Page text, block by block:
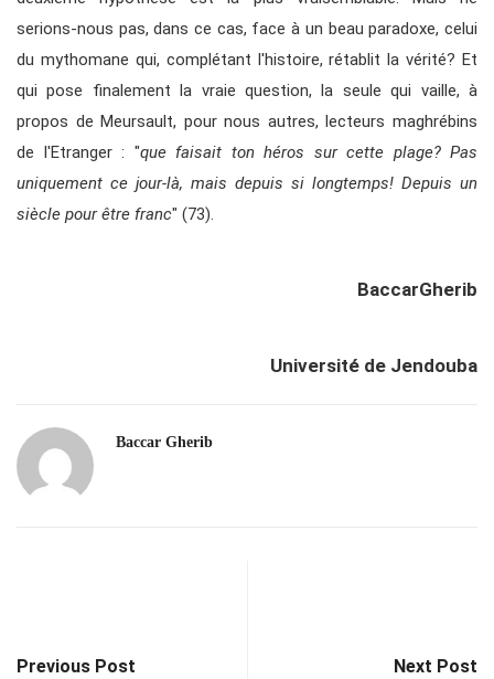
serions-nous pas, dans ce cas, face à un beau paradoxe, celui
du mythomane qui, complétant l'histoire, rétablit la vérité? Et
qui pose finalement la vraie question, la seule qui vaille, à
propos de Meursault, pour nous autres, lecteurs maghrébins
de l'Etranger : "que faisait ton héros sur cette plage? Pas
uniquement ce jour-là, mais depuis si longtemps! Depuis un
siècle pour être franc" (73).
BaccarGherib
Université de Jendouba
Baccar Gherib
Previous Post Next Post